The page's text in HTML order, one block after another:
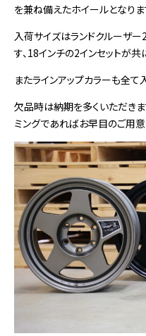
を兼ね備えたホイールとなりま
入荷サイズはランドクルーザ
す、18インチの2インセットが共
またラインアップカラーも全て
欠品時は納期を多くいただき
ミングであればお早目のご用意